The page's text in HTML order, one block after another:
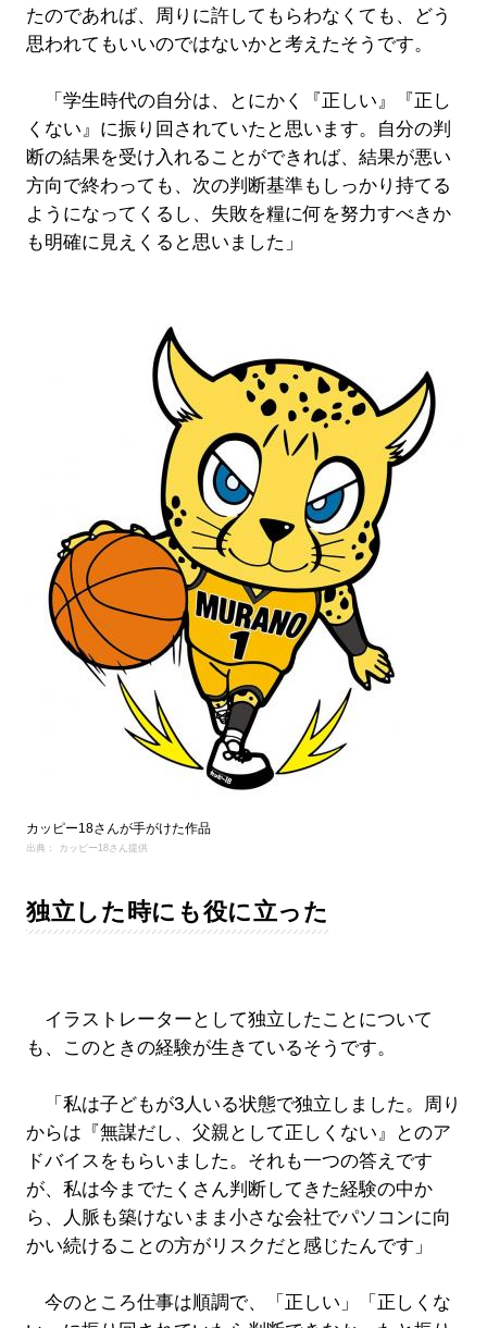
たのであれば、周りに許してもらわなくても、どう
思われてもいいのではないかと考えたそうです。
「学生時代の自分は、とにかく『正しい』『正し
くない』に振り回されていたと思います。自分の判
断の結果を受け入れることができれば、結果が悪い
方向で終わっても、次の判断基準もしっかり持てる
ようになってくるし、失敗を糧に何を努力すべきか
も明確に見えくると思いました」
カッピー18さんが手がけた作品
出典： カッピー18さん提供
独立した時にも役に立った
イラストレーターとして独立したことについて
も、このときの経験が生きているそうです。
「私は子どもが3人いる状態で独立しました。周り
からは『無謀だし、父親として正しくない』とのア
ドバイスをもらいました。それも一つの答えです
が、私は今までたくさん判断してきた経験の中か
ら、人脈も築けないまま小さな会社でパソコンに向
かい続けることの方がリスクだと感じたんです」
今のところ仕事は順調で、「正しい」「正しくな